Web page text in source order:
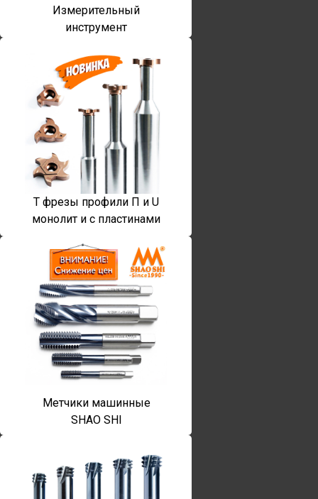
Измерительный
инструмент
T фрезы профили П и U
монолит и с пластинами
Метчики машинные
SHAO SHI